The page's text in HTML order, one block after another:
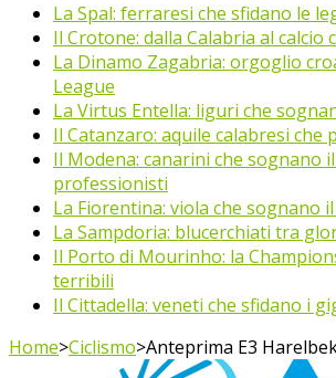
La Spal: ferraresi che sfidano le
Il Crotone: dalla Calabria al calcio
La Dinamo Zagabria: orgoglio
League
La Virtus Entella: liguri che
Il Catanzaro: aquile calabresi che
Il Modena: canarini che sognano
professionisti
La Fiorentina: viola che sognano
La Sampdoria: blucerchiati tra
Il Porto di Mourinho: la
terribili
Il Cittadella: veneti che sfidano i
Home>Ciclismo>Anteprima E3